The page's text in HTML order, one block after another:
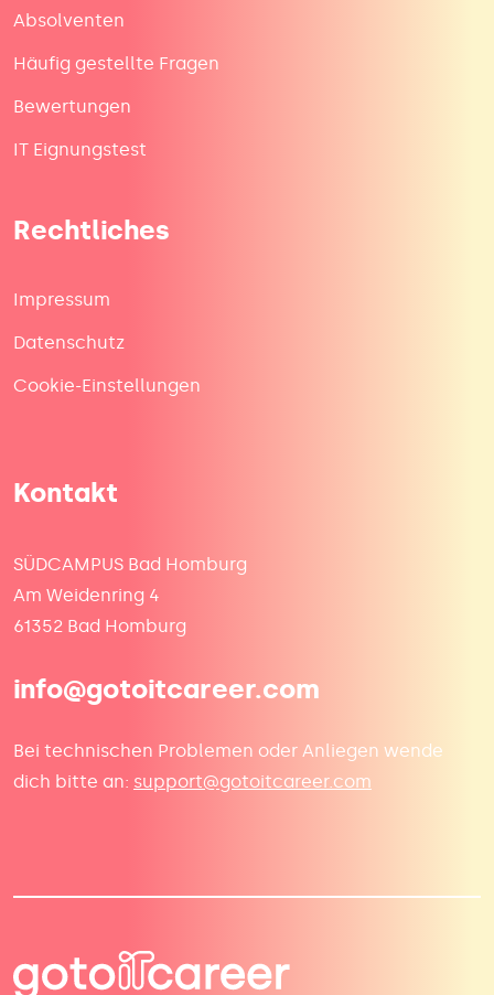
Absolventen
Häufig gestellte Fragen
Bewertungen
IT Eignungstest
Rechtliches
Impressum
Datenschutz
Cookie-Einstellungen
Kontakt
SÜDCAMPUS Bad Homburg
Am Weidenring 4
61352 Bad Homburg
info@gotoitcareer.com
Bei technischen Problemen oder Anliegen wende
dich bitte an: support@gotoitcareer.com